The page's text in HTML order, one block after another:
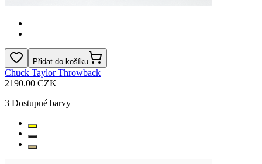
Přidat do košíku
Chuck Taylor Throwback
2190.00 CZK
3 Dostupné barvy